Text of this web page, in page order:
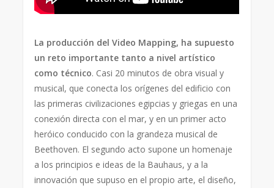
La producción del Video Mapping, ha supuesto
un reto importante tanto a nivel artístico
como técnico. Casi 20 minutos de obra visual y
musical, que conecta los orígenes del edificio con
las primeras civilizaciones egipcias y griegas en una
conexión directa con el mar, y en un primer acto
heróico conducido con la grandeza musical de
Beethoven. El segundo acto supone un homenaje
a los principios e ideas de la Bauhaus, y a la
innovación que supuso en el propio arte, el diseño,